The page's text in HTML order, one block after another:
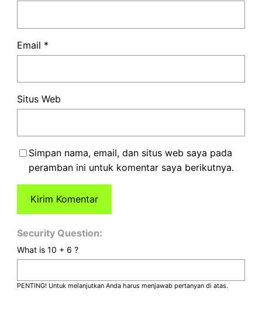
Email *
Situs Web
Simpan nama, email, dan situs web saya pada
peramban ini untuk komentar saya berikutnya.
Security Question:
What is 10 + 6 ?
PENTING! Untuk melanjutkan Anda harus menjawab pertanyan di atas.